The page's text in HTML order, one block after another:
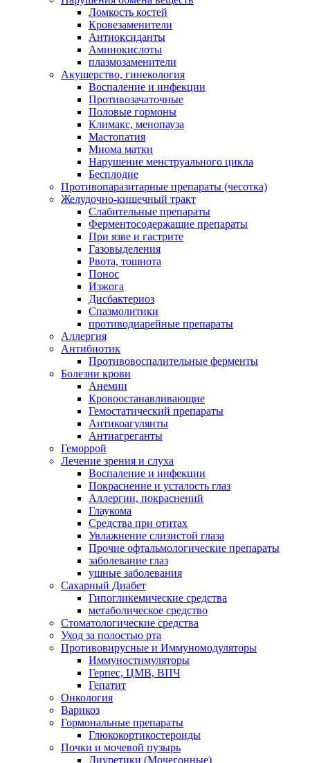
Ломкость костей
Кровезаменители
Антиоксиданты
Аминокислоты
плазмозаменители
Акушерство, гинекология
Воспаление и инфекции
Противозачаточные
Половые гормоны
Климакс, менопауза
Мастопатия
Миома матки
Нарушение менструального цикла
Бесплодие
Противопаразитарные препараты (чесотка)
Желудочно-кишечный тракт
Слабительные препараты
Ферментосодержащие препараты
При язве и гастрите
Газовыделения
Рвота, тошнота
Понос
Изжога
Дисбактериоз
Спазмолитики
противодиарейные препараты
Аллергия
Антибиотик
Противовоспалительные ферменты
Болезни крови
Анемии
Кровоостанавливающие
Гемостатический препараты
Антикоагулянты
Антиагреганты
Геморрой
Лечение зрения и слуха
Воспаление и инфекции
Покраснение и усталость глаз
Аллергии, покраснений
Глаукома
Средства при отитах
Увлажнение слизистой глаза
Прочие офтальмологические препараты
заболевание глаз
ушные заболевания
Сахарный Диабет
Гипогликемические средства
метаболическое средство
Стоматологические средства
Уход за полостью рта
Противовирусные и Иммуномодуляторы
Иммуностимуляторы
Герпес, ЦМВ, ВПЧ
Гепатит
Онкология
Варикоз
Гормональные препараты
Глюкокортикостероиды
Почки и мочевой пузырь
Диуретики (Мочегонные)